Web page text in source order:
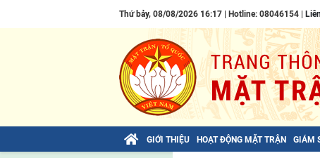
Thứ bảy, 08/08/2026 16:17 | Hotline: 08046154 |
GIỚI THIỆU HOẠT ĐỘNG MẶT TRẬN GIÁM